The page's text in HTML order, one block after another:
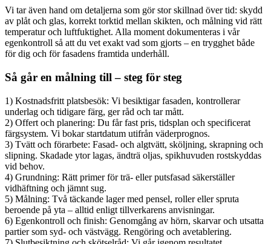
Vi tar även hand om detaljerna som gör stor skillnad över tid: skydd
av plåt och glas, korrekt torktid mellan skikten, och målning vid rätt
temperatur och luftfuktighet. Alla moment dokumenteras i vår
egenkontroll så att du vet exakt vad som gjorts – en trygghet både
för dig och för fasadens framtida underhåll.
Så går en målning till – steg för steg
1) Kostnadsfritt platsbesök: Vi besiktigar fasaden, kontrollerar
underlag och tidigare färg, ger råd och tar mått.
2) Offert och planering: Du får fast pris, tidsplan och specificerat
färgsystem. Vi bokar startdatum utifrån väderprognos.
3) Tvätt och förarbete: Fasad- och algtvätt, sköljning, skrapning och
slipning. Skadade ytor lagas, ändträ oljas, spikhuvuden rostskyddas
vid behov.
4) Grundning: Rätt primer för trä- eller putsfasad säkerställer
vidhäftning och jämnt sug.
5) Målning: Två täckande lager med pensel, roller eller spruta
beroende på yta – alltid enligt tillverkarens anvisningar.
6) Egenkontroll och finish: Genomgång av hörn, skarvar och utsatta
partier som syd- och västvägg. Rengöring och avetablering.